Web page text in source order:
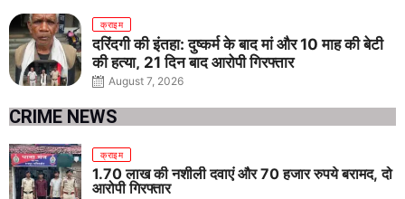
क्राइम
दरिंदगी की इंतहा: दुष्कर्म के बाद मां और 10 माह की बेटी
की हत्या, 21 दिन बाद आरोपी गिरफ्तार
August 7, 2026
CRIME NEWS
क्राइम
1.70 लाख की नशीली दवाएं और 70 हजार रुपये बरामद, दो
आरोपी गिरफ्तार